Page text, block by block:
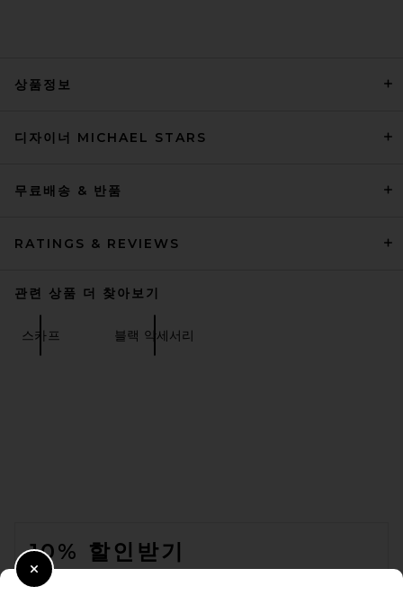
상품정보
디자이너 MICHAEL STARS
무료배송 & 반품
RATINGS & REVIEWS
관련 상품 더 찾아보기
스카프 블랙 악세서리
10% 할인받기
이메일을 제출하여 뉴스레터를 구독하실 수 있습니다. 언제든지 수신 거
Close Modal